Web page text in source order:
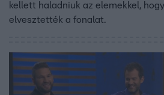
kellett haladniuk az elemekkel,
elvesztették a fonalat.